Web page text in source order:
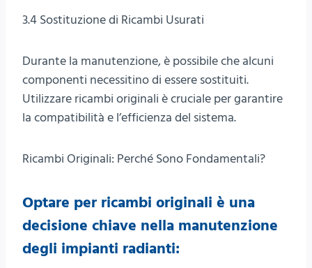
3.4 Sostituzione di Ricambi Usurati
Durante la manutenzione, è possibile che alcuni
componenti necessitino di essere sostituiti.
Utilizzare ricambi originali è cruciale per garantire
la compatibilità e l’efficienza del sistema.
Ricambi Originali: Perché Sono Fondamentali?
Optare per ricambi originali è una
decisione chiave nella manutenzione
degli impianti radianti: